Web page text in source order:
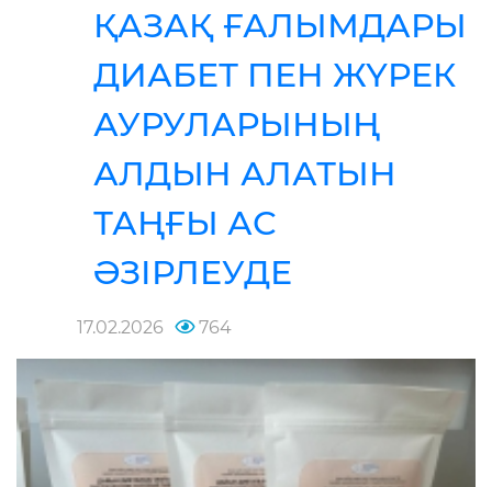
ҚАЗАҚ ҒАЛЫМДАРЫ
ДИАБЕТ ПЕН ЖҮРЕК
АУРУЛАРЫНЫҢ
АЛДЫН АЛАТЫН
ТАҢҒЫ АС
ӘЗІРЛЕУДЕ
17.02.2026 764